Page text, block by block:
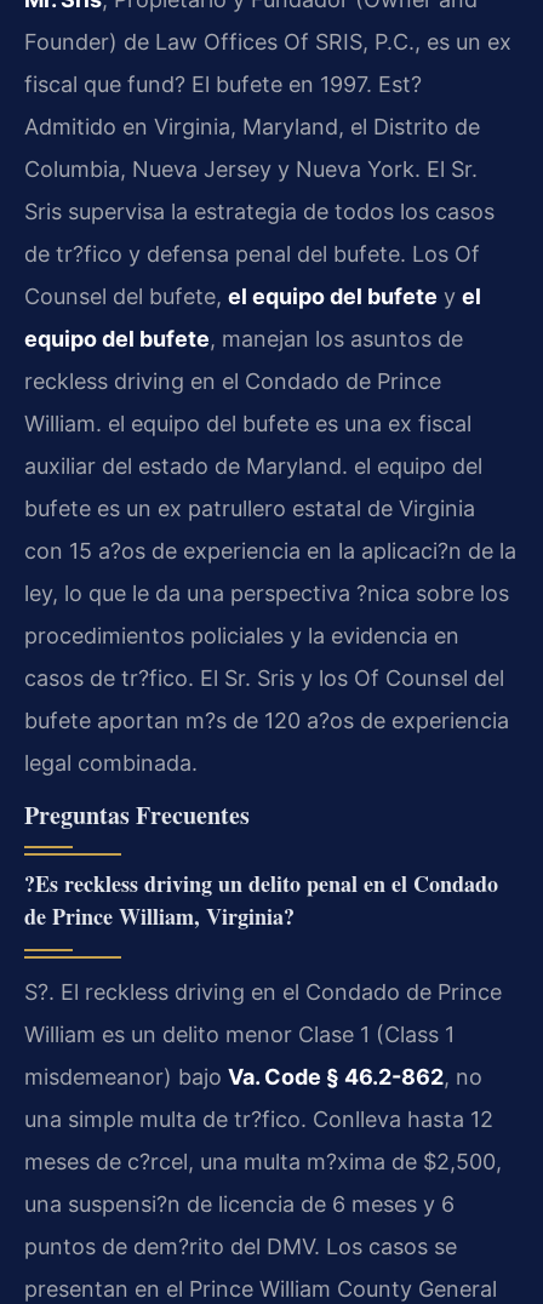
Founder) de Law Offices Of SRIS, P.C., es un ex
fiscal que fund? El bufete en 1997. Est?
Admitido en Virginia, Maryland, el Distrito de
Columbia, Nueva Jersey y Nueva York. El Sr.
Sris supervisa la estrategia de todos los casos
de tr?fico y defensa penal del bufete. Los Of
Counsel del bufete, el equipo del bufete y el
equipo del bufete, manejan los asuntos de
reckless driving en el Condado de Prince
William. el equipo del bufete es una ex fiscal
auxiliar del estado de Maryland. el equipo del
bufete es un ex patrullero estatal de Virginia
con 15 a?os de experiencia en la aplicaci?n de la
ley, lo que le da una perspectiva ?nica sobre los
procedimientos policiales y la evidencia en
casos de tr?fico. El Sr. Sris y los Of Counsel del
bufete aportan m?s de 120 a?os de experiencia
legal combinada.
Preguntas Frecuentes
?Es reckless driving un delito penal en el Condado
de Prince William, Virginia?
S?. El reckless driving en el Condado de Prince
William es un delito menor Clase 1 (Class 1
misdemeanor) bajo Va. Code § 46.2-862, no
una simple multa de tr?fico. Conlleva hasta 12
meses de c?rcel, una multa m?xima de $2,500,
una suspensi?n de licencia de 6 meses y 6
puntos de dem?rito del DMV. Los casos se
presentan en el Prince William County General